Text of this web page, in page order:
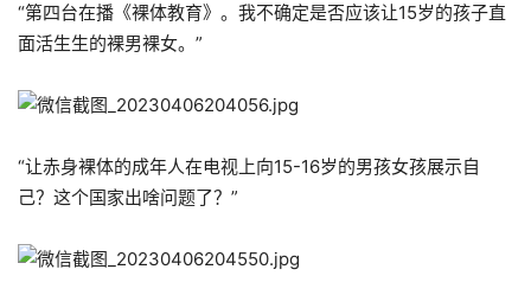
“第四台在播《裸体教育》。我不确定是否应该让15岁的孩子直
面活生生的裸男裸女。”
“让赤身裸体的成年人在电视上向15-16岁的男孩女孩展示自
己？这个国家出啥问题了？”